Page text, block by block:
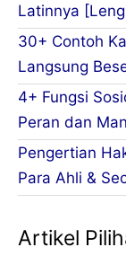
Latinnya
30+ Contoh
Langsung
4+ Fungsi
Peran dan
Pengertian
Para Ahli &
Artikel